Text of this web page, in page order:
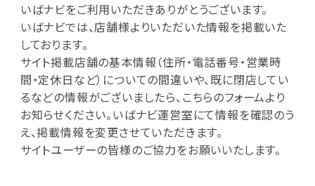
いばナビをご利用いただきありがとうございます。
いばナビでは、店舗様よりいただいた情報を掲載いた
しております。
サイト掲載店舗の基本情報（住所・電話番号・営業時
間・定休日など）についての間違いや、既に閉店してい
るなどの情報がございましたら、こちらのフォームより
お知らせください。いばナビ運営室にて情報を確認のう
え、掲載情報を変更させていただきます。
サイトユーザーの皆様のご協力をお願いいたします。